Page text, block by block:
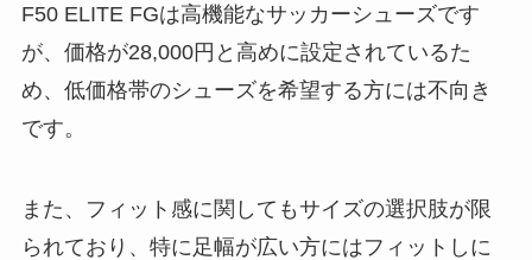
F50 ELITE FGは高機能なサッカーシューズです
が、価格が28,000円と高めに設定されているた
め、低価格帯のシューズを希望する方には不向き
です。
また、フィット感に関してもサイズの選択肢が限
られており、特に足幅が広い方にはフィットしに